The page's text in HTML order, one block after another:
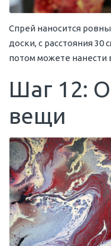
Спрей наносится
доски, с расстояния 30
потом можете нанести
Шаг 12:
вещи